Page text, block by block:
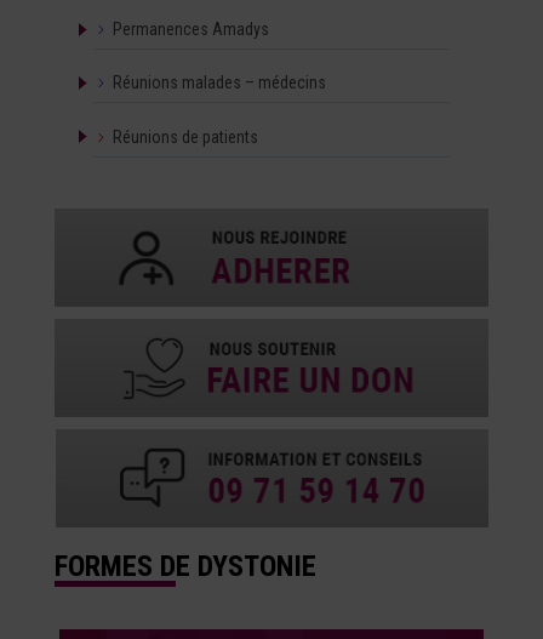
Permanences Amadys
Réunions malades – médecins
Réunions de patients
FORMES DE DYSTONIE